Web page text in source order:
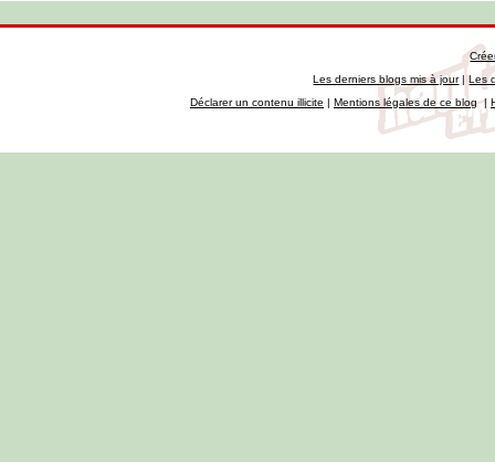
Les derniers blogs mis à jour|Les
Déclarer un contenu illicite | Mentions légales de ce blog|